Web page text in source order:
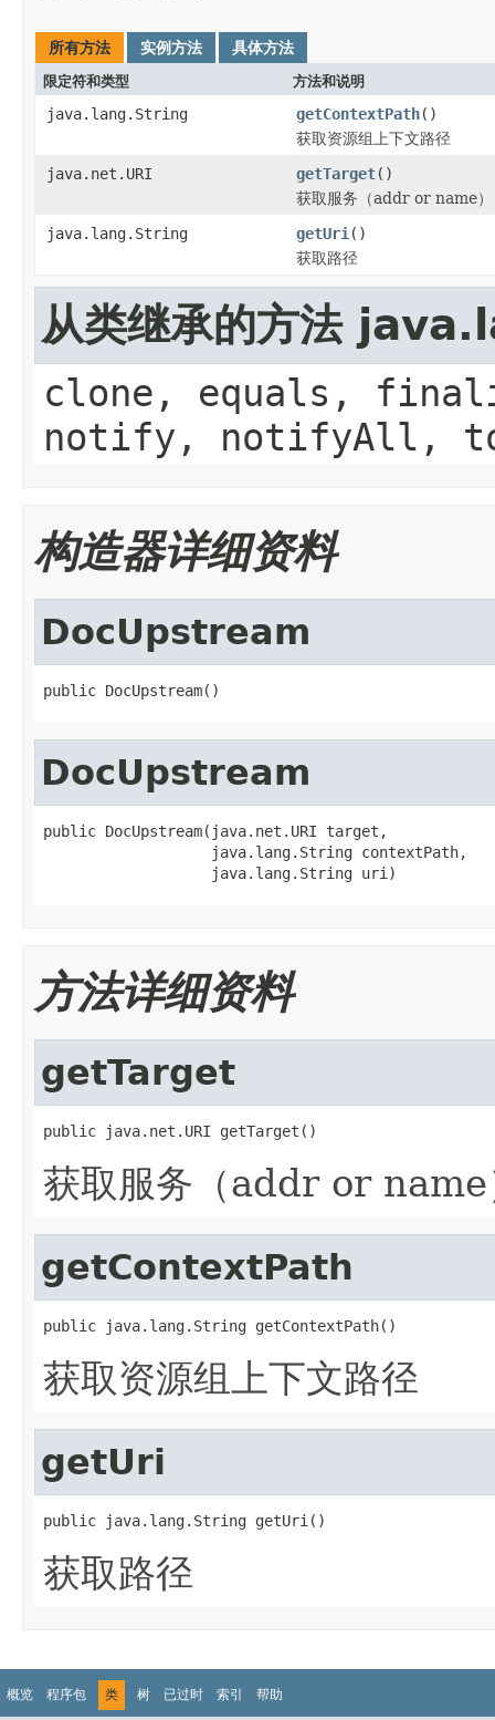
所有方法 实例方法 具体方法
限定符和类型 方法和说明
java.lang.String getContextPath()
获取资源组上下文路径
java.net.URI
getTarget()
获取服务（addr or name）
java.lang.String
getUri ()
获取路径
从类继承的方法
clone, equals,
notify, notifyAll,
构造器详细资料
DocUpstream
public DocUpstream()
DocUpstream
public DocUpstream(java.net.URI target,
                   java.lang.String contextPath,
                   java.lang.String uri)
方法详细资料
getTarget
public java.net.URI getTarget()
获取服务（addr or name
getContextPath
public java.lang.String getContextPath()
获取资源组上下文路径
getUri
public java.lang.String getUri()
获取路径
概览 程序包 类 树 已过时 索引 帮助